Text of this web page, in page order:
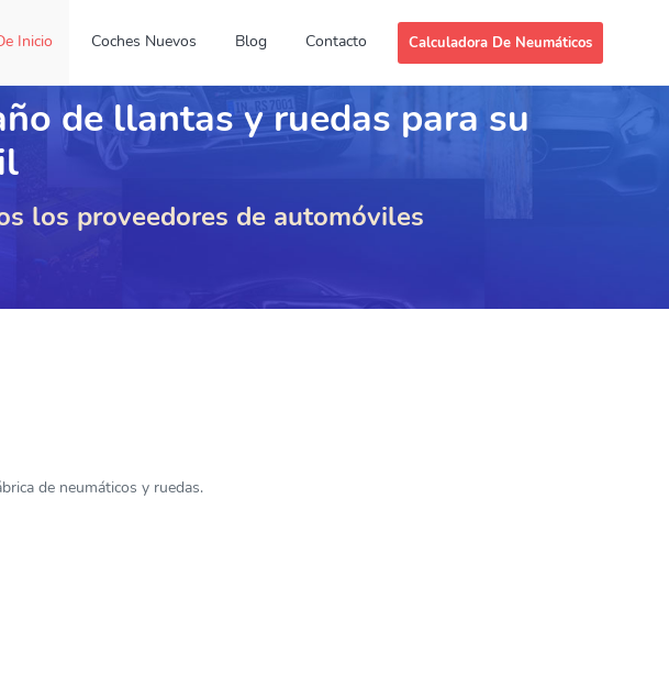
Inicio Coches Nuevos Blog Contacto Calculadora De Neumáticos
de llantas y ruedas para su
los proveedores de automóviles
de neumáticos y ruedas.